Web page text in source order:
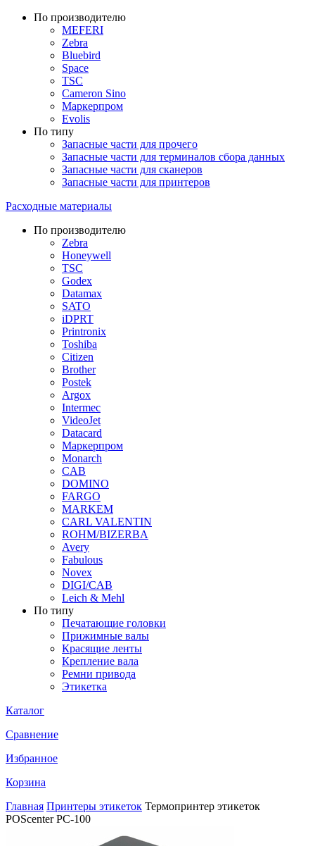
По производителю
MEFERI
Zebra
Bluebird
Space
TSC
Cameron Sino
Маркерпром
Evolis
По типу
Запасные части для прочего
Запасные части для терминалов сбора данных
Запасные части для сканеров
Запасные части для принтеров
Расходные материалы
По производителю
Zebra
Honeywell
TSC
Godex
Datamax
SATO
iDPRT
Printronix
Toshiba
Citizen
Brother
Postek
Argox
Intermec
VideoJet
Datacard
Маркерпром
Monarch
CAB
DOMINO
FARGO
MARKEM
CARL VALENTIN
ROHM/BIZERBA
Avery
Fabulous
Novex
DIGI/CAB
Leich & Mehl
По типу
Печатающие головки
Прижимные валы
Красящие ленты
Крепление вала
Ремни привода
Этикетка
Каталог
Сравнение
Избранное
Корзина
Главная Принтеры этикеток Термопринтер этикеток
POScenter PC-100